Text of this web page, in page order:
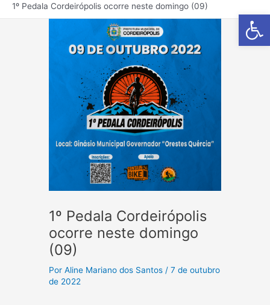
Barra de
1º Pedala Cordeirópolis ocorre neste domingo (09)
1º Pedala Cordeirópolis
ocorre neste domingo
(09)
PorAline Mariano dos Santos /7 de outubro
de 2022